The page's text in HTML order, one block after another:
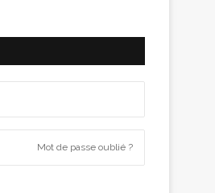
Mot de passe oublié ?